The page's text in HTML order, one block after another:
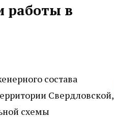
работы в
состава
Свердловской,
схемы